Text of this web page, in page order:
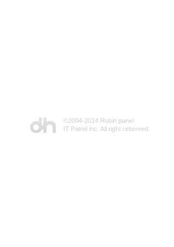
©2004-2014 Robin panel
IT Patrol inc. All right reserved.